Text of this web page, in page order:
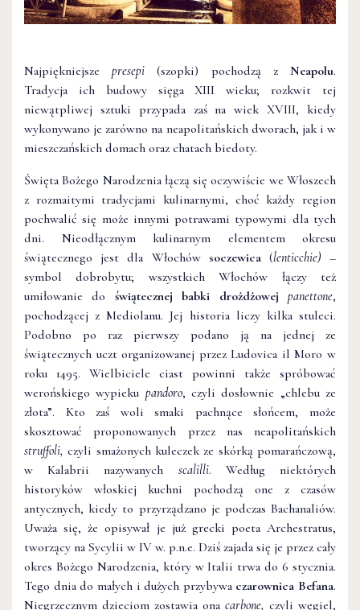
Najpiękniejszepresepi(szopki) pochodzą zNeapolu.
Tradycja ich budowy sięga XIII wieku; rozkwit tej
niewątpliwej sztuki przypada zaś na wiek XVIII, kiedy
wykonywano je zarówno na neapolitańskich dworach, jak i w
mieszczańskich domach oraz chatach biedoty.
Święta Bożego Narodzenia łączą się oczywiście we Włoszech
z rozmaitymi tradycjami kulinarnymi, choć każdy region
pochwalić się może innymi potrawami typowymi dla tych
dni. Nieodłącznym kulinarnym elementem okresu
świątecznego jest dla Włochów soczewica(lenticchie) –
symbol dobrobytu; wszystkich Włochów łączy też
umiłowanie do świątecznej babki drożdżowej panettone,
pochodzącej z Mediolanu. Jej historia liczy kilka stuleci.
Podobno po raz pierwszy podano ją na jednej ze
świątecznych uczt organizowanej przez Ludovica il Moro w
roku 1495. Wielbiciele ciast powinni także spróbować
werońskiego wypieku pandoro, czyli dosłownie „chlebu ze
złota”. Kto zaś woli smaki pachnące słońcem, może
skosztować proponowanych przez nas neapolitańskich
struffoli,czyli smażonych kuleczek ze skórką pomarańczową,
w Kalabrii nazywanych scalilli. Według niektórych
historyków włoskiej kuchni pochodzą one z czasów
antycznych, kiedy to przyrządzano je podczas Bachanaliów.
Uważa się, że opisywał je już grecki poeta Archestratus,
tworzący na Sycylii w IV w. p.n.e. Dziś zajada się je przez cały
okres Bożego Narodzenia, który w Italii trwa do 6 stycznia.
Tego dnia do małych i dużych przybywa czarownica Befana.
Niegrzecznym dzieciom zostawia ona carbone, czyli węgiel,